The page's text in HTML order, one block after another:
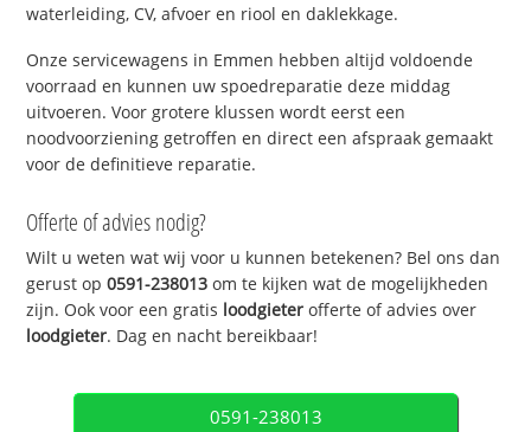
waterleiding, CV, afvoer en riool en daklekkage.
Onze servicewagens in Emmen hebben altijd voldoende
voorraad en kunnen uw spoedreparatie deze middag
uitvoeren. Voor grotere klussen wordt eerst een
noodvoorziening getroffen en direct een afspraak gemaakt
voor de definitieve reparatie.
Offerte of advies nodig?
Wilt u weten wat wij voor u kunnen betekenen? Bel ons dan
gerust op0591-238013 om te kijken wat de mogelijkheden
zijn. Ook voor een gratis loodgieter offerte of advies over
loodgieter. Dag en nacht bereikbaar!
0591-238013